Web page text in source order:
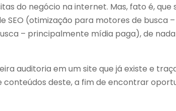
do negócio na internet. Mas, fato é, que
SEO (otimização para motores de busca
– principalmente mídia paga), de
auditoria em um site que já existe e
deste, a fim de encontrar